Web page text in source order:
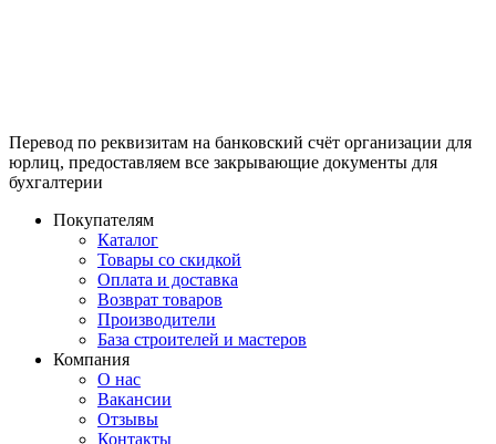
Перевод по реквизитам на банковский счёт организации для
юрлиц, предоставляем все закрывающие документы для
бухгалтерии
Покупателям
Каталог
Товары со скидкой
Оплата и доставка
Возврат товаров
Производители
База строителей и мастеров
Компания
О нас
Вакансии
Отзывы
Контакты